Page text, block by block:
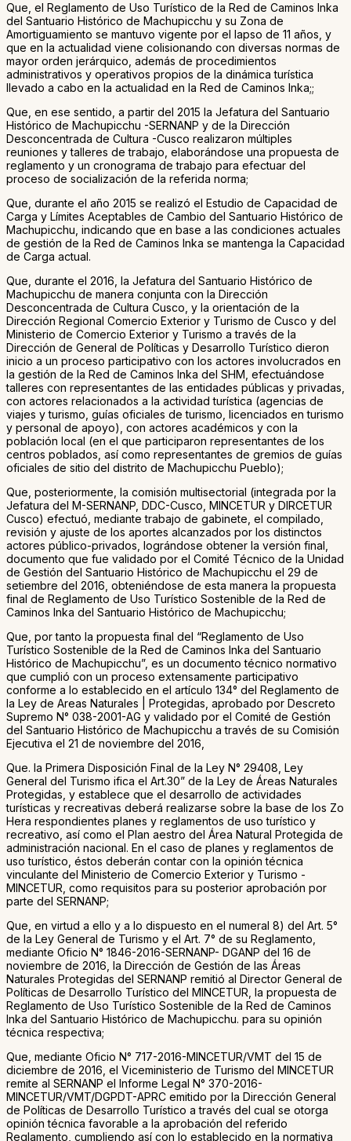
Que, el Reglamento de Uso Turístico de la Red de Caminos Inka
del Santuario Histórico de Machupicchu y su Zona de
Amortiguamiento se mantuvo vigente por el lapso de 11 años, y
que en la actualidad viene colisionando con diversas normas de
mayor orden jerárquico, además de procedimientos
administrativos y operativos propios de la dinámica turística
llevado a cabo en la actualidad en la Red de Caminos Inka;;
Que, en ese sentido, a partir del 2015 la Jefatura del Santuario
Histórico de Machupicchu -SERNANP y de la Dirección
Desconcentrada de Cultura -Cusco realizaron múltiples
reuniones y talleres de trabajo, elaborándose una propuesta de
reglamento y un cronograma de trabajo para efectuar del
proceso de socialización de la referida norma;
Que, durante el año 2015 se realizó el Estudio de Capacidad de
Carga y Límites Aceptables de Cambio del Santuario Histórico de
Machupicchu, indicando que en base a las condiciones actuales
de gestión de la Red de Caminos Inka se mantenga la Capacidad
de Carga actual.
Que, durante el 2016, la Jefatura del Santuario Histórico de
Machupicchu de manera conjunta con la Dirección
Desconcentrada de Cultura Cusco, y la orientación de la
Dirección Regional Comercio Exterior y Turismo de Cusco y del
Ministerio de Comercio Exterior y Turismo a través de la
Dirección de General de Políticas y Desarrollo Turístico dieron
inicio a un proceso participativo con los actores involucrados en
la gestión de la Red de Caminos Inka del SHM, efectuándose
talleres con representantes de las entidades públicas y privadas,
con actores relacionados a la actividad turística (agencias de
viajes y turismo, guías oficiales de turismo, licenciados en turismo
y personal de apoyo), con actores académicos y con la
población local (en el que participaron representantes de los
centros poblados, así como representantes de gremios de guías
oficiales de sitio del distrito de Machupicchu Pueblo);
Que, posteriormente, la comisión multisectorial (integrada por la
Jefatura del M-SERNANP, DDC-Cusco, MINCETUR y DIRCETUR
Cusco) efectuó, mediante trabajo de gabinete, el compilado,
revisión y ajuste de los aportes alcanzados por los distinctos
actores público-privados, lográndose obtener la versión final,
documento que fue validado por el Comité Técnico de la Unidad
de Gestión del Santuario Histórico de Machupicchu el 29 de
setiembre del 2016, obteniéndose de esta manera la propuesta
final de Reglamento de Uso Turístico Sostenible de la Red de
Caminos Inka del Santuario Histórico de Machupicchu;
Que, por tanto la propuesta final del “Reglamento de Uso
Turístico Sostenible de la Red de Caminos Inka del Santuario
Histórico de Machupicchu”, es un documento técnico normativo
que cumplió con un proceso extensamente participativo
conforme a lo establecido en el artículo 134° del Reglamento de
la Ley de Areas Naturales | Protegidas, aprobado por Descreto
Supremo N° 038-2001-AG y validado por el Comité de Gestión
del Santuario Histórico de Machupicchu a través de su Comisión
Ejecutiva el 21 de noviembre del 2016,
Que. la Primera Disposición Final de la Ley N° 29408, Ley
General del Turismo ifica el Art.30” de la Ley de Áreas Naturales
Protegidas, y establece que el desarrollo de actividades
turísticas y recreativas deberá realizarse sobre la base de los Zo
Hera respondientes planes y reglamentos de uso turístico y
recreativo, así como el Plan aestro del Área Natural Protegida de
administración nacional. En el caso de planes y reglamentos de
uso turístico, éstos deberán contar con la opinión técnica
vinculante del Ministerio de Comercio Exterior y Turismo -
MINCETUR, como requisitos para su posterior aprobación por
parte del SERNANP;
Que, en virtud a ello y a lo dispuesto en el numeral 8) del Art. 5°
de la Ley General de Turismo y el Art. 7° de su Reglamento,
mediante Oficio N° 1846-2016-SERNANP- DGANP del 16 de
noviembre de 2016, la Dirección de Gestión de las Áreas
Naturales Protegidas del SERNANP remitió al Director General de
Políticas de Desarrollo Turístico del MINCETUR, la propuesta de
Reglamento de Uso Turístico Sostenible de la Red de Caminos
Inka del Santuario Histórico de Machupicchu. para su opinión
técnica respectiva;
Que, mediante Oficio N° 717-2016-MINCETUR/VMT del 15 de
diciembre de 2016, el Viceministerio de Turismo del MINCETUR
remite al SERNANP el Informe Legal N° 370-2016-
MINCETUR/VMT/DGPDT-APRC emitido por la Dirección General
de Políticas de Desarrollo Turístico a través del cual se otorga
opinión técnica favorable a la aprobación del referido
Reglamento, cumpliendo así con lo establecido en la normativa